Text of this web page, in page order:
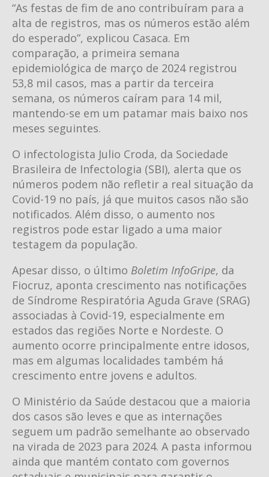
“As festas de fim de ano contribuíram para a
alta de registros, mas os números estão além
do esperado”, explicou Casaca. Em
comparação, a primeira semana
epidemiológica de março de 2024 registrou
53,8 mil casos, mas a partir da terceira
semana, os números caíram para 14 mil,
mantendo-se em um patamar mais baixo nos
meses seguintes.
O infectologista Julio Croda, da Sociedade
Brasileira de Infectologia (SBI), alerta que os
números podem não refletir a real situação da
Covid-19 no país, já que muitos casos não são
notificados. Além disso, o aumento nos
registros pode estar ligado a uma maior
testagem da população.
Apesar disso, o último Boletim InfoGripe, da
Fiocruz, aponta crescimento nas notificações
de Síndrome Respiratória Aguda Grave (SRAG)
associadas à Covid-19, especialmente em
estados das regiões Norte e Nordeste. O
aumento ocorre principalmente entre idosos,
mas em algumas localidades também há
crescimento entre jovens e adultos.
O Ministério da Saúde destacou que a maioria
dos casos são leves e que as internações
seguem um padrão semelhante ao observado
na virada de 2023 para 2024. A pasta informou
ainda que mantém contato com governos